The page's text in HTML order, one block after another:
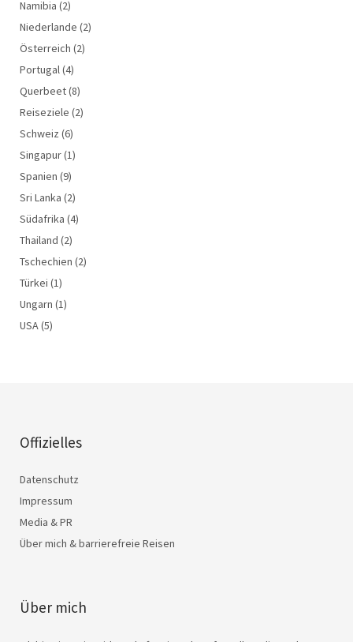
Namibia (2)
Niederlande (2)
Österreich (2)
Portugal(4)
Querbeet(8)
Reiseziele (2)
Schweiz (6)
Singapur(1)
Spanien (9)
Sri Lanka (2)
Südafrika (4)
Thailand (2)
Tschechien (2)
Türkei (1)
Ungarn (1)
USA(5)
Offizielles
Datenschutz
Impressum
Media & PR
Über mich & barrierefreie Reisen
Über mich